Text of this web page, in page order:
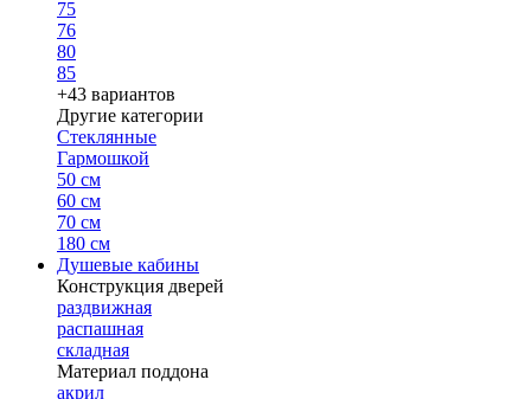
75
76
80
85
+43 вариантов
Другие категории
Стеклянные
Гармошкой
50 см
60 см
70 см
180 см
Душевые кабины
Конструкция дверей
раздвижная
распашная
складная
Материал поддона
акрил